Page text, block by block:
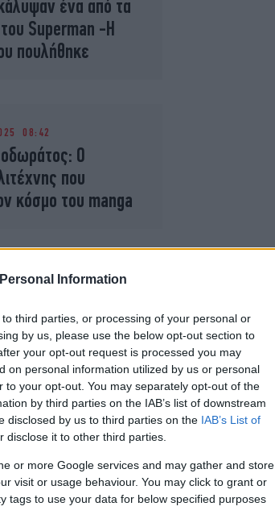
Information
third parties, or processing of your personal or
by us, please use the below opt-out section to
your opt-out request is processed you may
on personal information utilized by us or personal
your opt-out. You may separately opt-out of the
by third parties on the IAB’s list of downstream
disclosed by us to third parties on the IAB’s List of
disclose it to other third parties.
or more Google services and may gather and store
visit or usage behaviour. You may click to grant or
tags to use your data for below specified purposes
ένα από τα
Superman -Η
πουλήθηκε
08:42
Ο
που
κόσμο του manga
2025 21:46
ο Ντιντιέ Κόνραντ
μαγικό ζωμό
20:55
οι άνθρωποι
τι είχαν